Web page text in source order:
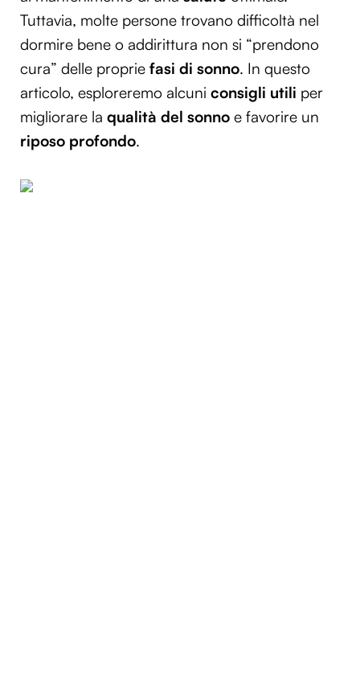
Tuttavia, molte persone trovano difficoltà nel
dormire bene o addirittura non si “prendono
cura” delle proprie fasi di sonno. In questo
articolo, esploreremo alcuni consigli utili per
migliorare la qualità del sonno e favorire un
riposo profondo.